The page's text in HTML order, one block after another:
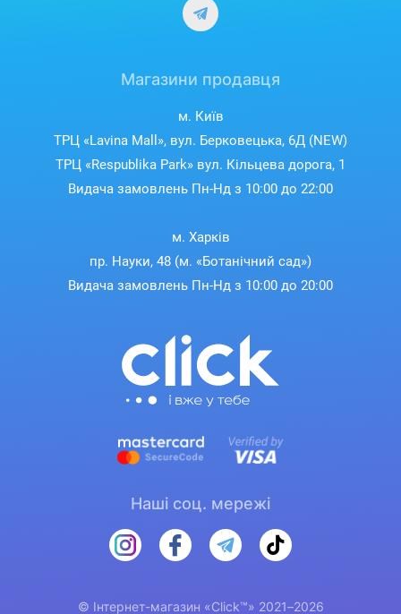
Магазини продавця
м. Київ
ТРЦ «Lavina Mall», вул. Берковецька, 6Д (NEW)
ТРЦ «Respublika Park» вул. Кільцева дорога, 1
Видача замовлень Пн-Нд з 10:00 до 22:00
м. Харків
пр. Науки, 48 (м. «Ботанічний сад»)
Видача замовлень Пн-Нд з 10:00 до 20:00
Наші соц. мережі
© Інтернет-магазин «Click™» 2021–2026